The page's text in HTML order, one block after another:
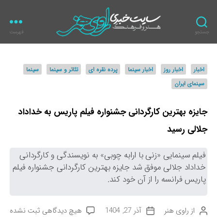
جستجو
ر
و
ی
فهرست
د
س
ه
ا
اخبار اخبار روز اخبار سینما پرده نقره ای تئاتر و سینما
سینما
سینمای ایران
جایزه بهترین کارگردانی جشنواره فیلم پاریس به خداداد
جلالی رسید
فیلم سینمایی «زنی با ارابه چوبی» به نویسندگی و کارگردانی
خداداد جلالی موفق شد جایزه بهترین کارگردانی جشنواره فیلم
پاریس فرانسه را از آن خود کند.
ن
از راوی هنر
ت
آذر 27, 1404 هیچ دیدگاهی بثبت نشده